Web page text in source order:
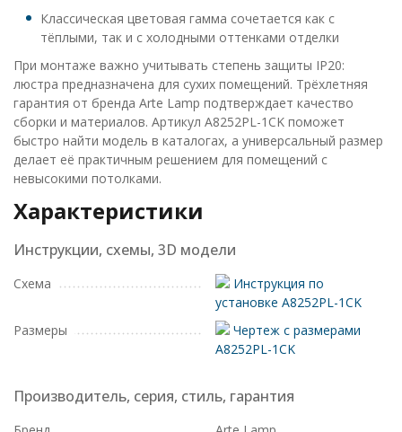
Классическая цветовая гамма сочетается как с
тёплыми, так и с холодными оттенками отделки
При монтаже важно учитывать степень защиты IP20:
люстра предназначена для сухих помещений. Трёхлетняя
гарантия от бренда Arte Lamp подтверждает качество
сборки и материалов. Артикул A8252PL-1CK поможет
быстро найти модель в каталогах, а универсальный размер
делает её практичным решением для помещений с
невысокими потолками.
Характеристики
Инструкции, схемы, 3D модели
Схема
Инструкция по
установке A8252PL-1CK
Размеры
Чертеж с размерами
A8252PL-1CK
Производитель, серия, стиль, гарантия